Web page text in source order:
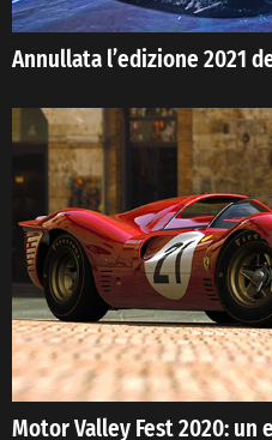
Annullata l’edizione 2021
Motor Valley Fest 2020: un